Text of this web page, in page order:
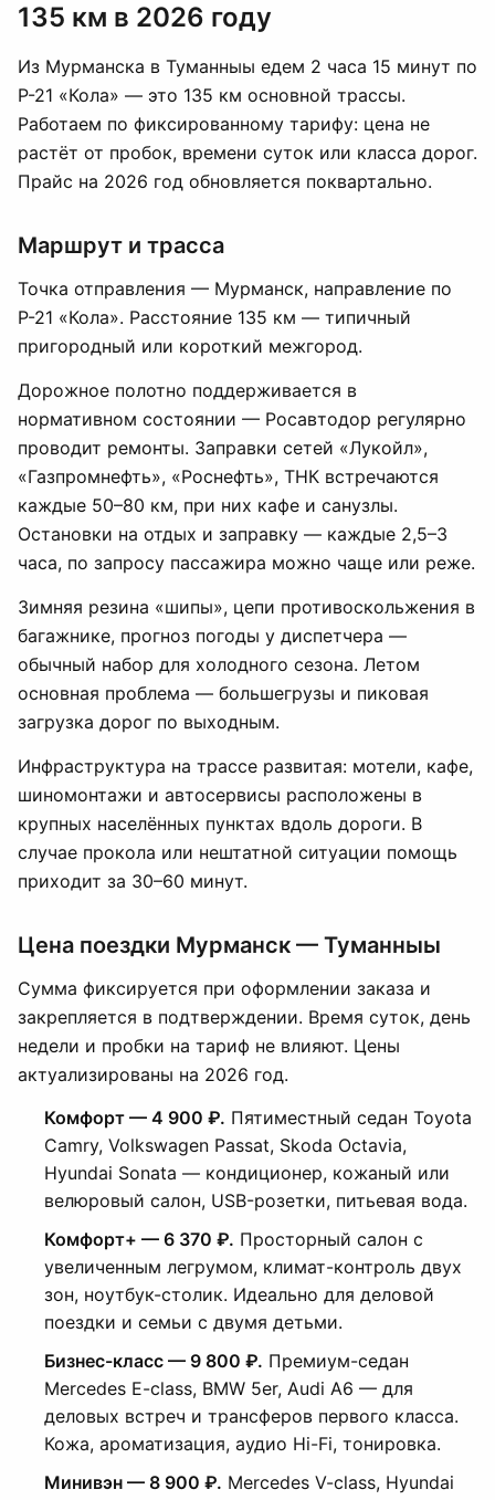
135 км в 2026 году
Из Мурманска в Туманныы едем 2 часа 15 минут по
Р-21 «Кола» — это 135 км основной трассы.
Работаем по фиксированному тарифу: цена не
растёт от пробок, времени суток или класса дорог.
Прайс на 2026 год обновляется поквартально.
Маршрут и трасса
Точка отправления — Мурманск, направление по
Р-21 «Кола». Расстояние 135 км — типичный
пригородный или короткий межгород.
Дорожное полотно поддерживается в
нормативном состоянии — Росавтодор регулярно
проводит ремонты. Заправки сетей «Лукойл»,
«Газпромнефть», «Роснефть», ТНК встречаются
каждые 50–80 км, при них кафе и санузлы.
Остановки на отдых и заправку — каждые 2,5–3
часа, по запросу пассажира можно чаще или реже.
Зимняя резина «шипы», цепи противоскольжения в
багажнике, прогноз погоды у диспетчера —
обычный набор для холодного сезона. Летом
основная проблема — большегрузы и пиковая
загрузка дорог по выходным.
Инфраструктура на трассе развитая: мотели, кафе,
шиномонтажи и автосервисы расположены в
крупных населённых пунктах вдоль дороги. В
случае прокола или нештатной ситуации помощь
приходит за 30–60 минут.
Цена поездки Мурманск — Туманныы
Сумма фиксируется при оформлении заказа и
закрепляется в подтверждении. Время суток, день
недели и пробки на тариф не влияют. Цены
актуализированы на 2026 год.
Комфорт — 4 900 ₽. Пятиместный седан Toyota
Camry, Volkswagen Passat, Skoda Octavia,
Hyundai Sonata — кондиционер, кожаный или
велюровый салон, USB-розетки, питьевая вода.
Комфорт+ — 6 370 ₽. Просторный салон с
увеличенным легрумом, климат-контроль двух
зон, ноутбук-столик. Идеально для деловой
поездки и семьи с двумя детьми.
Бизнес-класс — 9 800 ₽. Премиум-седан
Mercedes E-class, BMW 5er, Audi A6 — для
деловых встреч и трансферов первого класса.
Кожа, ароматизация, аудио Hi-Fi, тонировка.
Минивэн — 8 900 ₽. Mercedes V-class, Hyundai